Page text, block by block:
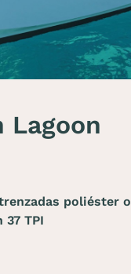
Lagoon
poliéster o
TPI